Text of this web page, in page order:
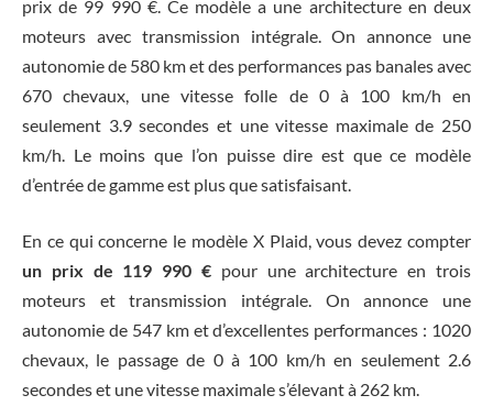
prix de 99 990 €. Ce modèle a une architecture en deux
moteurs avec transmission intégrale. On annonce une
autonomie de 580 km et des performances pas banales avec
670 chevaux, une vitesse folle de 0 à 100 km/h en
seulement 3.9 secondes et une vitesse maximale de 250
km/h. Le moins que l’on puisse dire est que ce modèle
d’entrée de gamme est plus que satisfaisant.
En ce qui concerne le modèle X Plaid, vous devez compter
un prix de 119 990 € pour une architecture en trois
moteurs et transmission intégrale. On annonce une
autonomie de 547 km et d’excellentes performances : 1020
chevaux, le passage de 0 à 100 km/h en seulement 2.6
secondes et une vitesse maximale s’élevant à 262 km.